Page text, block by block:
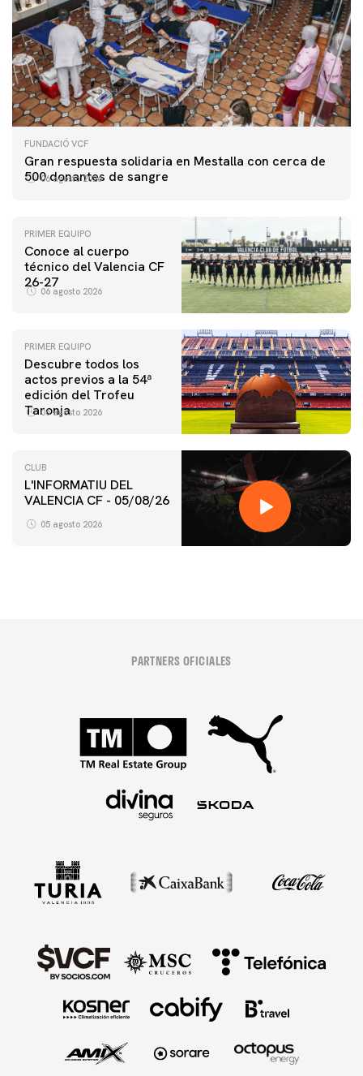
FUNDACIÓ VCF
Gran respuesta solidaria en Mestalla con cerca de
500 donantes de sangre
06 agosto 2026
PRIMER EQUIPO
Conoce al cuerpo
técnico del Valencia CF
26-27
06 agosto 2026
PRIMER EQUIPO
Descubre todos los
actos previos a la 54ª
edición del Trofeu
Taronja
06 agosto 2026
CLUB
L'INFORMATIU DEL
VALENCIA CF - 05/08/26
05 agosto 2026
PARTNERS OFICIALES